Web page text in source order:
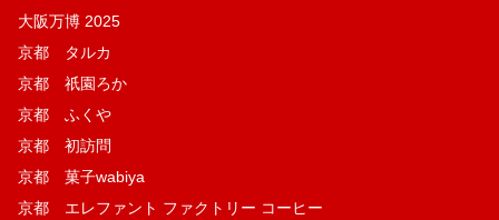
大阪万博 2025
京都 タルカ
京都 祇園ろか
京都 ふくや
京都 初訪問
京都 菓子wabiya
京都 エレファント ファクトリー コーヒー